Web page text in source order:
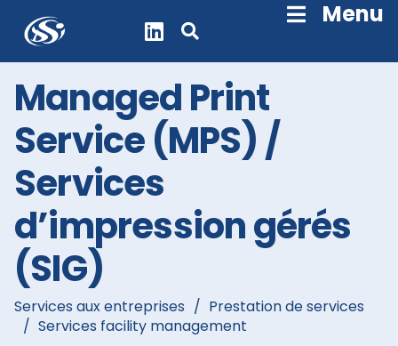
Menu
Managed Print
Service (MPS) /
Services
d’impression gérés
(SIG)
Services aux entreprises / Prestation de services
/ Services facility management